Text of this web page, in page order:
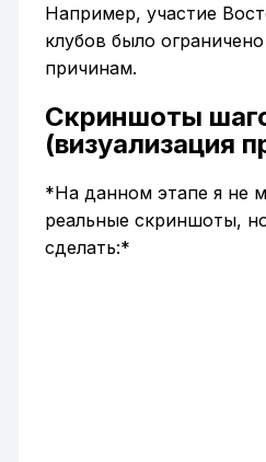
Например, участие
клубов было
причинам.
Скриншоты
(визуализация
*На данном этапе я не
реальные скриншоты,
сделать:*